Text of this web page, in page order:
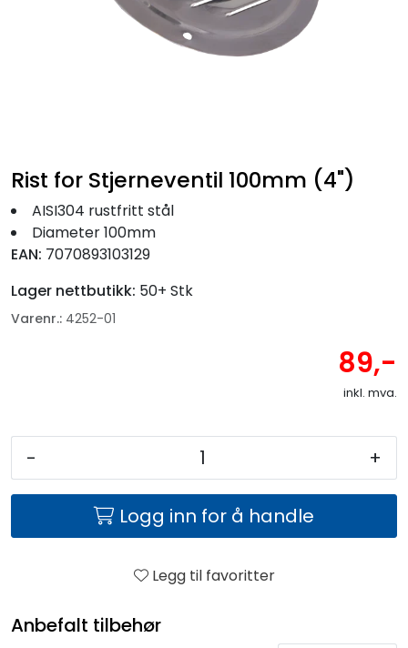
Rist for Stjerneventil 100mm (4")
AISI304 rustfritt stål
Diameter 100mm
EAN: 7070893103129
Lager nettbutikk: 50+ Stk
Varenr.: 4252-01
89,-
inkl. mva.
- +
Logg inn for å handle
Legg til favoritter
Anbefalt tilbehør
Seil
Nyheter